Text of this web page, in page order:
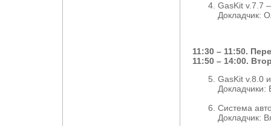
GasKit v.7.7
Докладчик:
11:30 – 11:50.
11:50 – 14:00.
GasKit v.8.0
Система
Докладчик: